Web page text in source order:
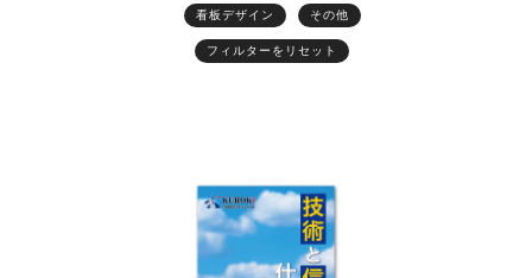
看板デザイン
その他
フィルターをリセット